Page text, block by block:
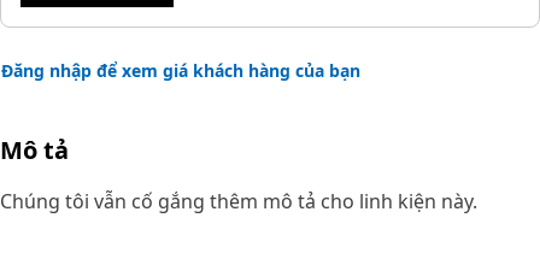
Đăng nhập để xem giá khách hàng của bạn
Mô tả
Chúng tôi vẫn cố gắng thêm mô tả cho linh kiện này.